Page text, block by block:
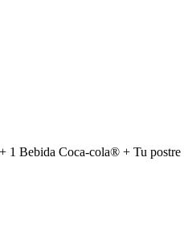
1 Bebida Coca-cola® + Tu postre